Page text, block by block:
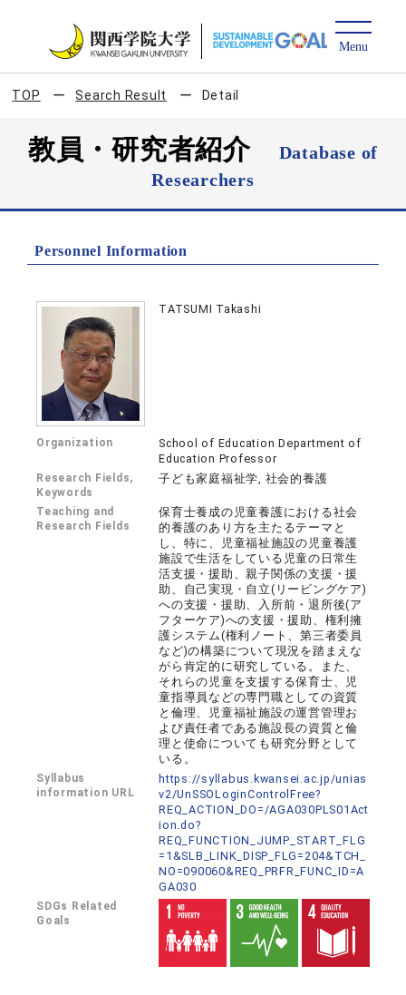
TOP Search Result Detail
教員・研究者紹介
Database of
Researchers
Personnel Information
TATSUMI Takashi
Organization
School of Education Department of
Education Professor
Research Fields,
Keywords
子ども家庭福祉学, 社会的養護
Teaching and
Research Fields
保育士養成の児童養護における社会
的養護のあり方を主たるテーマと
し、特に、児童福祉施設の児童養護
施設で生活をしている児童の日常生
活支援・援助、親子関係の支援・援
助、自己実現・自立(リービングケア)
への支援・援助、入所前・退所後(ア
フターケア)への支援・援助、権利擁
護システム(権利ノート、第三者委員
など)の構築について現況を踏まえな
がら肯定的に研究している。また、
それらの児童を支援する保育士、児
童指導員などの専門職としての資質
と倫理、児童福祉施設の運営管理お
よび責任者である施設長の資質と倫
理と使命についても研究分野として
いる。
Syllabus
information URL
https://syllabus.kwansei.ac.jp/unias
v2/UnSSOLoginControlFree?
REQ_ACTION_DO=/AGA030PLS01Act
ion.do?
REQ_FUNCTION_JUMP_START_FLG
=1&SLB_LINK_DISP_FLG=204&TCH_
NO=090060&REQ_PRFR_FUNC_ID=A
GA030
SDGs Related
Goals